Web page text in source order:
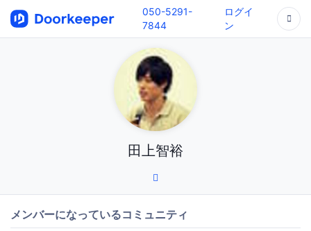
050-5291-
7844
ログイ
ン
田上智裕
メンバーになっているコミュニティ